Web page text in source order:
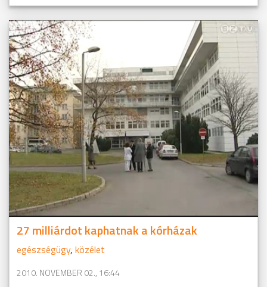
27 milliárdot kaphatnak a kórházak
egészségügy, közélet
2010. NOVEMBER 02., 16:44